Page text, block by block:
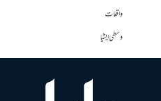
واقعات
وسطی ایشیا